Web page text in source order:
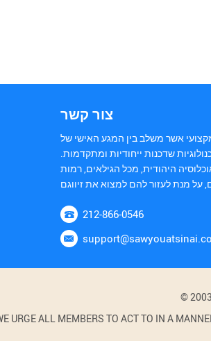
צור קשר
אשר משלב בין המגע האישי של
שדכנות ייחודיות ומתקדמות.
היהודית, מכל הגילאים, רמות
212-866-0546
URGE ALL MEMBERS TO ACT TO IN A